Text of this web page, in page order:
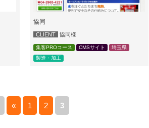
協同
CLIENT 協同様
集客PROコース CMSサイト
埼玉県
製造・加工
« 1 2 3